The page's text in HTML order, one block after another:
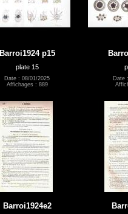
Barroi1924 p15
plate 15
Date : 08/01/2025
Affichages : 889
Date
Barroi1924e2